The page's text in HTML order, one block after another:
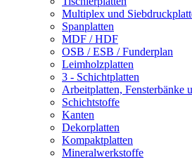
Multiplex und
Spanplatten
MDF / HDF
OSB / ESB / Funderplan
Leimholzplatten
3 - Schichtplatten
Arbeitplatten, Fensterbänke
Schichtstoffe
Kanten
Dekorplatten
Kompaktplatten
Mineralwerkstoffe